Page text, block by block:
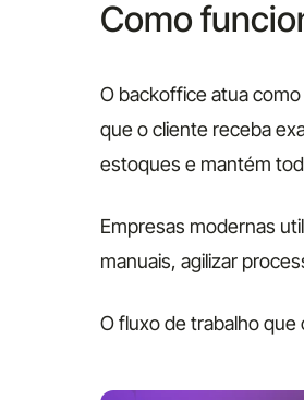
Como
O backoffice atua
que o cliente receba
estoques e mantém
Empresas modernas
manuais, agilizar
O fluxo de trabalho